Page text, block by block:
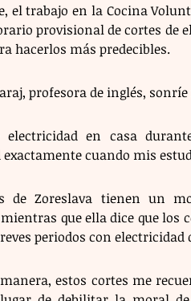
el trabajo en la Cocina
provisional de cortes de
hacerlos más predecibles.
profesora de inglés,
electricidad en casa
cuando mis
de Zoreslava tienen un
que ella dice que los
periodos con
estos cortes me